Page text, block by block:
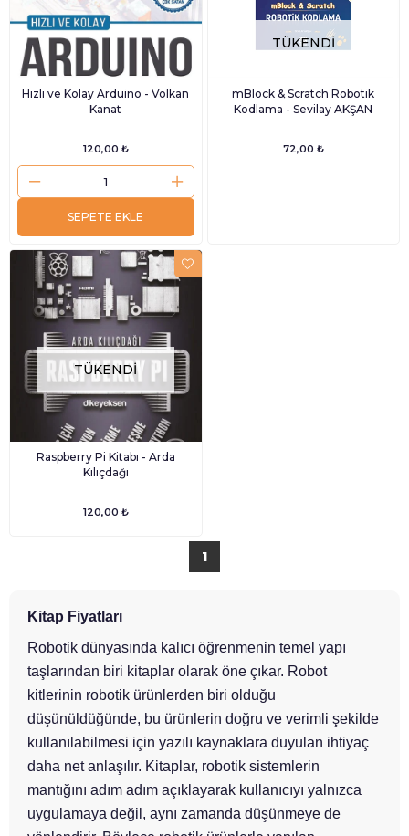
Hızlı ve Kolay Arduino - Volkan
Kanat
120,00 ₺
SEPETE EKLE
TÜKENDI
mBlock & Scratch Robotik
Kodlama - Sevilay AKŞAN
72,00 ₺
TÜKENDI
Raspberry Pi Kitabı - Arda
Kılıçdağı
120,00 ₺
1
Kitap Fiyatları
Robotik dünyasında kalıcı öğrenmenin temel yapı
taşlarından biri kitaplar olarak öne çıkar. Robot
kitlerinin robotik ürünlerden biri olduğu
düşünüldüğünde, bu ürünlerin doğru ve verimli şekilde
kullanılabilmesi için yazılı kaynaklara duyulan ihtiyaç
daha net anlaşılır. Kitaplar, robotik sistemlerin
mantığını adım adım açıklayarak kullanıcıyı yalnızca
uygulamaya değil, aynı zamanda düşünmeye de